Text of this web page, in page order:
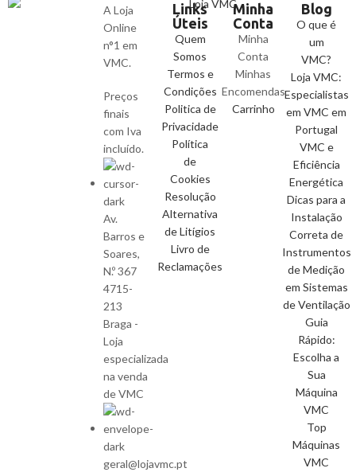
A Loja
Online
n°1 em
VMC.
Preços
finais
com Iva
incluído.
Av.
Barros e
Soares,
N.º 367
4715-
213
Braga -
Loja
especializada
na venda
de VMC
geral@lojavmc.pt
Links
Úteis
Quem
Somos
Termos e
Condições
Politica de
Privacidade
Política
de
Cookies
Resolução
Alternativa
de Litígios
Livro de
Reclamações
Minha
Conta
Minha
Conta
Minhas
Encomendas
Carrinho
Blog
O que é
um
VMC?
Loja VMC:
Especialistas
em VMC em
Portugal
VMC e
Eficiência
Energética
Dicas para a
Instalação
Correta de
Instrumentos
de Medição
em Sistemas
de Ventilação
Guia
Rápido:
Escolha a
Sua
Máquina
VMC
Top
Máquinas
VMC